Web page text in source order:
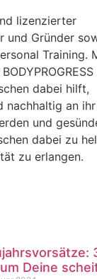
lizenzierter
und Gründer
Training.
dabei hilft,
nachhaltig an
und
dabei zu
zu erlangen.
Deine